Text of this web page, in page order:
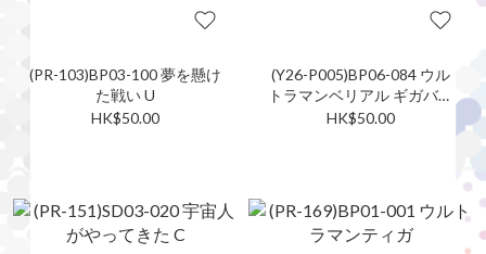
(PR-103)BP03-100 夢を懸け
た戦い U
HK$50.00
(Y26-P005)BP06-084 ウル
トラマンベリアル ギガバト
ルナイザー R
HK$50.00